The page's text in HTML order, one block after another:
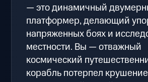
— это динамичный
платформер, делающий
напряженных боях и
местности. Вы — отважный
космический
корабль потерпел